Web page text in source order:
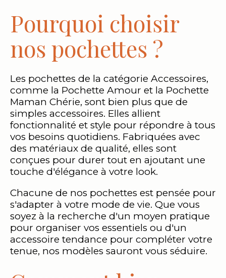
Pourquoi choisir
nos pochettes ?
Les pochettes de la catégorie Accessoires,
comme la Pochette Amour et la Pochette
Maman Chérie, sont bien plus que de
simples accessoires. Elles allient
fonctionnalité et style pour répondre à tous
vos besoins quotidiens. Fabriquées avec
des matériaux de qualité, elles sont
conçues pour durer tout en ajoutant une
touche d'élégance à votre look.
Chacune de nos pochettes est pensée pour
s'adapter à votre mode de vie. Que vous
soyez à la recherche d'un moyen pratique
pour organiser vos essentiels ou d'un
accessoire tendance pour compléter votre
tenue, nos modèles sauront vous séduire.